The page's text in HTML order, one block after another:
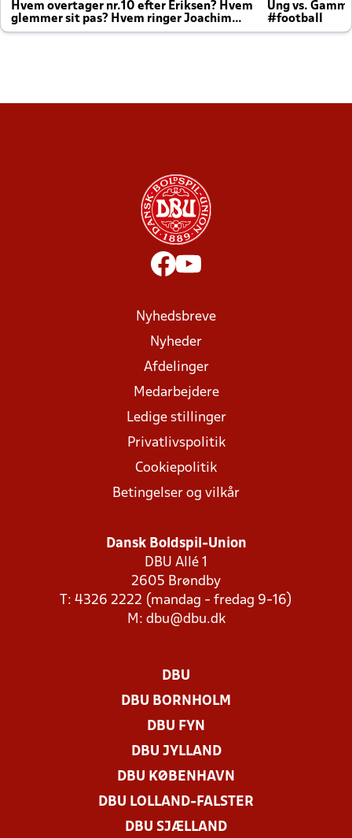
Hvem overtager nr.10 efter Eriksen? Hvem
glemmer sit pas? Hvem ringer Joachim
altid til efter kampe?
Ung vs.
#football
Nyhedsbreve
Nyheder
Afdelinger
Medarbejdere
Ledige stillinger
Privatlivspolitik
Cookiepolitik
Betingelser og vilkår
Dansk Boldspil-Union
DBU Allé 1
2605 Brøndby
T: 4326 2222 (mandag - fredag 9-16)
M: dbu@dbu.dk
DBU
DBU BORNHOLM
DBU FYN
DBU JYLLAND
DBU KØBENHAVN
DBU LOLLAND-FALSTER
DBU SJÆLLAND